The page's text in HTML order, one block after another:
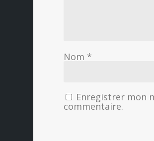
Nom *
Enregistrer mon
commentaire.